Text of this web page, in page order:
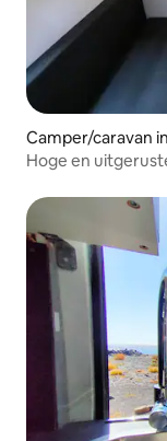
Camper/caravan
Hoge en